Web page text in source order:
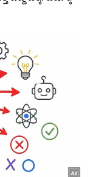
ಶೂಟಿಂಗ್
ಅವರು,
ಯಾರ
ಕೈಮುಗಿದು